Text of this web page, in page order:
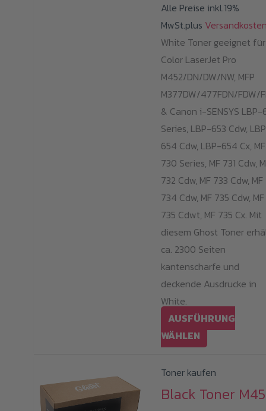
Alle Preise inkl.19%
MwSt.plus
White Toner geeignet
Color LaserJet Pro
M452/DN/DW/NW, MFP
M377DW/477FDN/FDW/
& Canon i-SENSYS
Series, LBP-653 Cdw,
654 Cdw, LBP-654 Cx, MF
730 Series, MF 731 Cdw,
732 Cdw, MF 733 Cdw, MF
734 Cdw, MF 735 Cdw, MF
735 Cdwt, MF 735 Cx. Mit
diesem Ghost Toner
ca. 2300 Seiten
kantenscharfe und
deckende Ausdrucke in
White.
AUSFÜHRUNG
WÄHLEN
weist
mehrere
Toner kaufen
Black Toner